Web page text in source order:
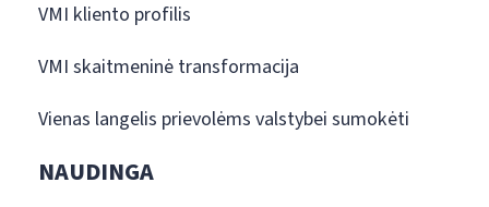
VMI kliento profilis
VMI skaitmeninė transformacija
Vienas langelis prievolėms valstybei sumokėti
NAUDINGA